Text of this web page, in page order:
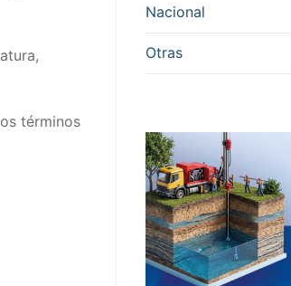
términos
Nacional
Otras